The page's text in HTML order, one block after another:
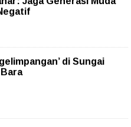
di Sungai